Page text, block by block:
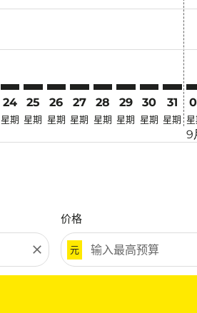
24
星期
25
星期
26
星期
27
星期
28
星期
29
星期
30
星期
31
星期
9
close
价格
元